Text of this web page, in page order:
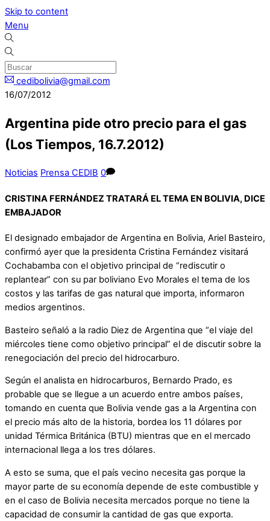
Skip to content
Menu
cedibolivia@gmail.com
16/07/2012
Argentina pide otro precio para el gas
(Los Tiempos, 16.7.2012)
Noticias Prensa CEDIB 0
CRISTINA FERNÁNDEZ TRATARÁ EL TEMA EN BOLIVIA, DICE
EMBAJADOR
El designado embajador de Argentina en Bolivia, Ariel Basteiro,
confirmó ayer que la presidenta Cristina Fernández visitará
Cochabamba con el objetivo principal de “rediscutir o
replantear” con su par boliviano Evo Morales el tema de los
costos y las tarifas de gas natural que importa, informaron
medios argentinos.
Basteiro señaló a la radio Diez de Argentina que “el viaje del
miércoles tiene como objetivo principal” el de discutir sobre la
renegociación del precio del hidrocarburo.
Según el analista en hidrocarburos, Bernardo Prado, es
probable que se llegue a un acuerdo entre ambos países,
tomando en cuenta que Bolivia vende gas a la Argentina con
el precio más alto de la historia, bordea los 11 dólares por
unidad Térmica Británica (BTU) mientras que en el mercado
internacional llega a los tres dólares.
A esto se suma, que el país vecino necesita gas porque la
mayor parte de su economía depende de este combustible y
en el caso de Bolivia necesita mercados porque no tiene la
capacidad de consumir la cantidad de gas que exporta.